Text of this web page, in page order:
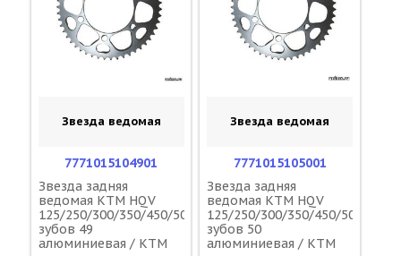
Звезда ведомая
7771015104901
Звезда задняя
ведомая KTM HQV
125/250/300/350/450/500
зубов 49
алюминиевая / KTM
Звезда ведомая
7771015105001
Звезда задняя
ведомая KTM HQV
125/250/300/350/450/500
зубов 50
алюминиевая / KTM